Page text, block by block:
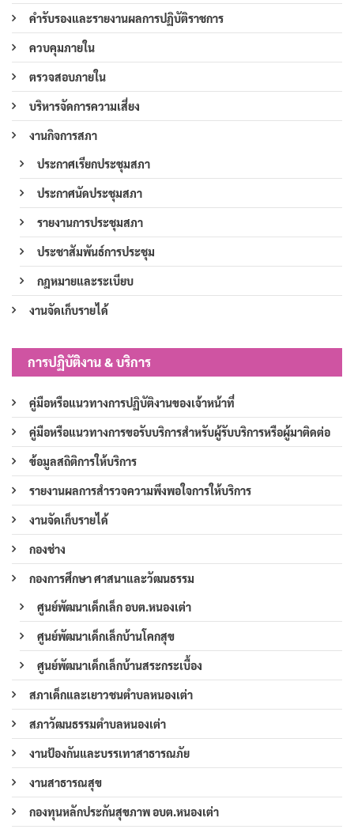
คำรับรองและรายงานผลการปฏิบัติราชการ
ควบคุมภายใน
ตรวจสอบภายใน
บริหารจัดการความเสี่ยง
งานกิจการสภา
ประกาศเรียกประชุมสภา
ประกาศนัดประชุมสภา
รายงานการประชุมสภา
ประชาสัมพันธ์การประชุม
กฎหมายและระเบียบ
งานจัดเก็บรายได้
การปฏิบัติงาน & บริการ
คู่มือหรือแนวทางการปฏิบัติงานของเจ้าหน้าที่
คู่มือหรือแนวทางการขอรับบริการสำหรับผู้รับบริการหรือผู้มาติดต่อ
ข้อมูลสถิติการให้บริการ
รายงานผลการสำรวจความพึงพอใจการให้บริการ
งานจัดเก็บรายได้
กองช่าง
กองการศึกษา ศาสนาและวัฒนธรรม
ศูนย์พัฒนาเด็กเล็ก อบต.หนองเต่า
ศูนย์พัฒนาเด็กเล็กบ้านโคกสุข
ศูนย์พัฒนาเด็กเล็กบ้านสระกระเบื้อง
สภาเด็กและเยาวชนตำบลหนองเต่า
สภาวัฒนธรรมตำบลหนองเต่า
งานป้องกันและบรรเทาสาธารณภัย
งานสาธารณสุข
กองทุนหลักประกันสุขภาพ อบต.หนองเต่า